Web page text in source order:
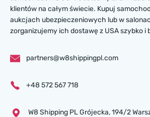
klientów na całym świecie. Kupuj
aukcjach ubezpieczeniowych lub w
zorganizujemy ich dostawę z USA szybko i
partners@w8shippingpl.com
+48 572 567 718
W8 Shipping PL Grójecka , 194/2